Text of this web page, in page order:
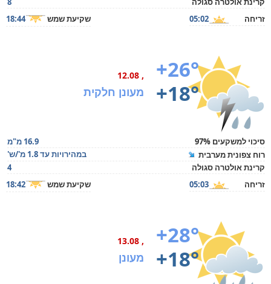
זריחה
05:02 שקיעת שמש 18:44
+26°
+18°
, 12.08
מעונן חלקית
סיכוי למשקעים 97%
16.9 מ"מ
רוח צפונית מערבית
במהירויות עד 1.8 מ'/ש'
קרינת אולטרה סגולה
4
זריחה
05:03 שקיעת שמש 18:42
+28°
+18°
, 13.08
מעונן